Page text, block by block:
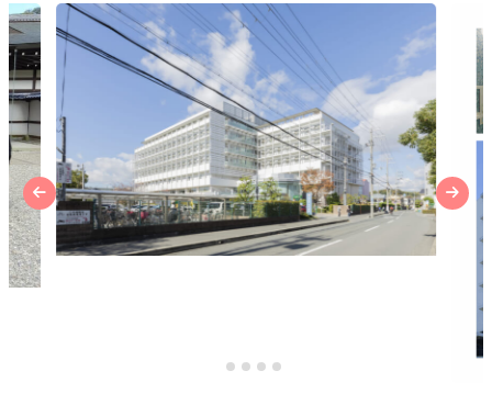
お知らせ
よくあるご質問
済生会Webサイト
済生会のしごとを知る